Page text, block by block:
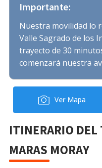
Importante:
Nuestra movilidad lo
Valle Sagrado de los
trayecto de 30
comenzará nuestra
Ver Mapa
ITINERARIO DEL
MARAS MORAY